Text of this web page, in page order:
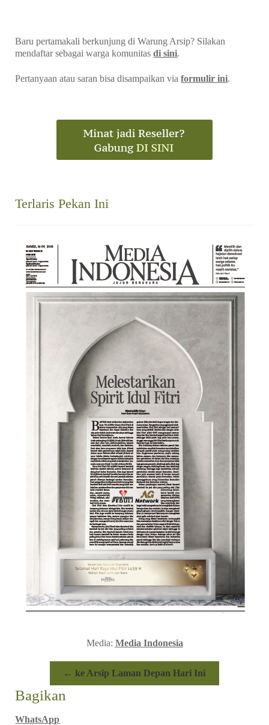
Baru pertamakali berkunjung di Warung Arsip? Silakan
mendaftar sebagai warga komunitasdi sini.
Pertanyaan atau saran bisa disampaikan viaformulir ini.
Terlaris Pekan Ini
Media: Media Indonesia
← ke Arsip Laman Depan Hari Ini
Bagikan
WhatsApp